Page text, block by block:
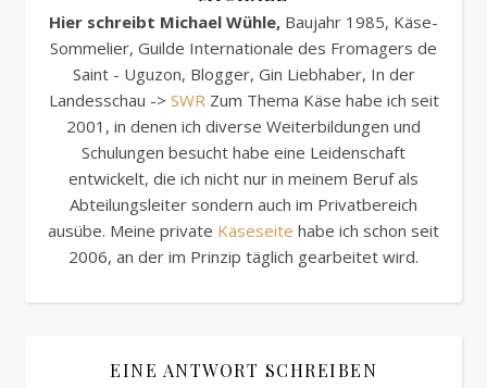
Hier schreibt Michael Wühle, Baujahr 1985, Käse-
Sommelier, Guilde Internationale des Fromagers de
Saint - Uguzon, Blogger, Gin Liebhaber, In der
Landesschau -> SWRZum Thema Käse habe ich seit
2001, in denen ich diverse Weiterbildungen und
Schulungen besucht habe eine Leidenschaft
entwickelt, die ich nicht nur in meinem Beruf als
Abteilungsleiter sondern auch im Privatbereich
ausübe. Meine private Käseseite habe ich schon seit
2006, an der im Prinzip täglich gearbeitet wird.
EINE ANTWORT SCHREIBEN